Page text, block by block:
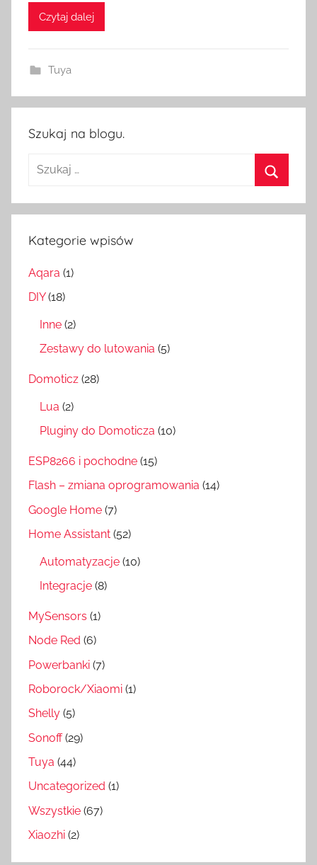
i
Czytaj dalej
Tuya
Szukaj na blogu.
Szukaj:
Kategorie wpisów
Aqara (1)
DIY(18)
Inne (2)
Zestawy do lutowania (5)
Domoticz (28)
Lua (2)
Pluginy do Domoticza (10)
ESP8266 i pochodne (15)
Flash – zmiana oprogramowania (14)
Google Home (7)
Home Assistant (52)
Automatyzacje (10)
Integracje (8)
MySensors (1)
Node Red (6)
Powerbanki (7)
Roborock/Xiaomi (1)
Shelly (5)
Sonoff(29)
Tuya (44)
Uncategorized (1)
Wszystkie (67)
Xiaozhi (2)